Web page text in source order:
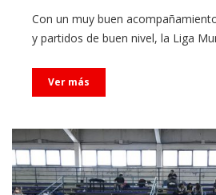
Con un muy buen
y partidos de buen nivel, la Liga
Ver más